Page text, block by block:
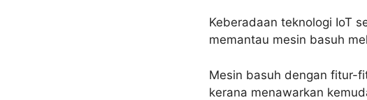
Keberadaan teknologi IoT
memantau mesin basuh
Mesin basuh dengan fitur-
kerana menawarkan